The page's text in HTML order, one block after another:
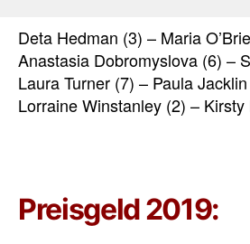
Deta Hedman (3) – Maria
Anastasia Dobromyslova (6) –
Laura Turner (7) – Paula Jacklin
Lorraine Winstanley (2) –
Preisgeld 2019: